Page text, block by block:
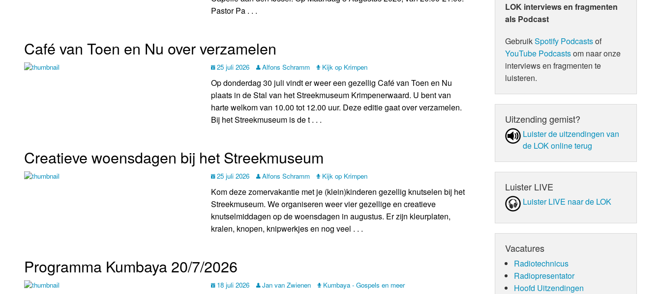
Pastor Pa . . .
Café van Toen en Nu over verzamelen
25 juli 2026 Alfons Schramm Kijk op Krimpen
Op donderdag 30 juli vindt er weer een gezellig Café van Toen en Nu
plaats in de Stal van het Streekmuseum Krimpenerwaard. U bent van
harte welkom van 10.00 tot 12.00 uur. Deze editie gaat over verzamelen.
Bij het Streekmuseum is de t . . .
Creatieve woensdagen bij het Streekmuseum
25 juli 2026 Alfons Schramm Kijk op Krimpen
Kom deze zomervakantie met je (klein)kinderen gezellig knutselen bij het
Streekmuseum. We organiseren weer vier gezellige en creatieve
knutselmiddagen op de woensdagen in augustus. Er zijn kleurplaten,
kralen, knopen, knipwerkjes en nog veel . . .
Programma Kumbaya 20/7/2026
18 juli 2026 Jan van Zwienen Kumbaya - Gospels en meer
LOK interviews en fragmenten
als Podcast
GebruikSpotify Podcastsof
YouTube Podcastsom naar onze
interviews en fragmenten te
luisteren.
Uitzending gemist?
Luister de uit­zen­din­gen van
de LOK online terug
Luister LIVE
Luister LIVE naar de LOK
Vacatures
Radiotechnicus
Radiopresentator
Hoofd Uitzendingen